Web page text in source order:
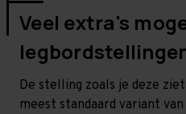
Veel extra's
De stelling zoals je deze
meest standaard variant